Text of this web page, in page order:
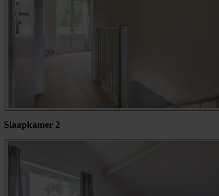
Slaapkamer 2